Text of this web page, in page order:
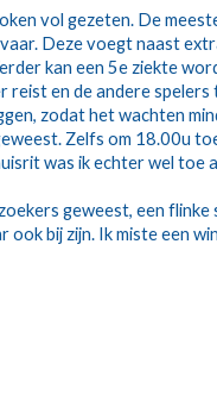
vol gezeten. De
Deze voegt naast
kan een 5e ziekte
reist en de andere
zodat het wachten
Zelfs om 18.00u
was ik echter wel toe
geweest, een
bij zijn. Ik miste een